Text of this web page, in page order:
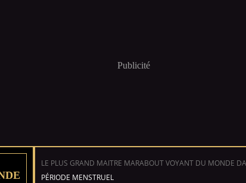
Publicité
LE PLUS GRAND MAITRE MARABOUT VOYANT DU MONDE
PÉRIODE MENSTRUEL